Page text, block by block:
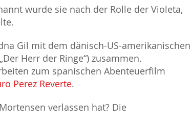
wurde sie nach der Rolle der Violeta,
Gil mit dem dänisch-US-amerikanischen
Herr der Ringe“) zusammen.
zum spanischen Abenteuerfilm
Perez Reverte.
verlassen hat? Die